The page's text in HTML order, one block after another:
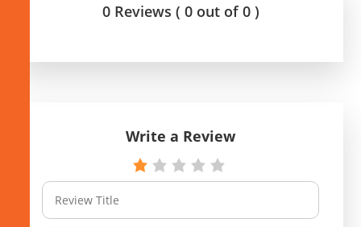
0 Reviews ( 0 out of 0 )
Write a Review